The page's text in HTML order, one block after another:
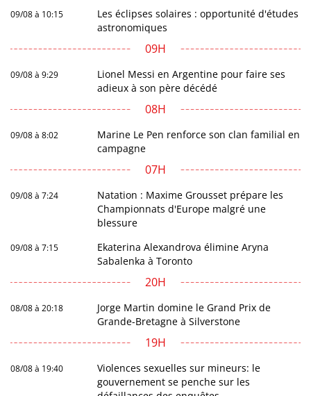
09/08 à 10:15
Les éclipses solaires : opportunité d'études
astronomiques
09H
09/08 à 9:29
Lionel Messi en Argentine pour faire ses
adieux à son père décédé
08H
09/08 à 8:02
Marine Le Pen renforce son clan familial en
campagne
07H
09/08 à 7:24
Natation : Maxime Grousset prépare les
Championnats d'Europe malgré une
blessure
09/08 à 7:15
Ekaterina Alexandrova élimine Aryna
Sabalenka à Toronto
20H
08/08 à 20:18
Jorge Martin domine le Grand Prix de
Grande-Bretagne à Silverstone
19H
08/08 à 19:40
Violences sexuelles sur mineurs: le
gouvernement se penche sur les